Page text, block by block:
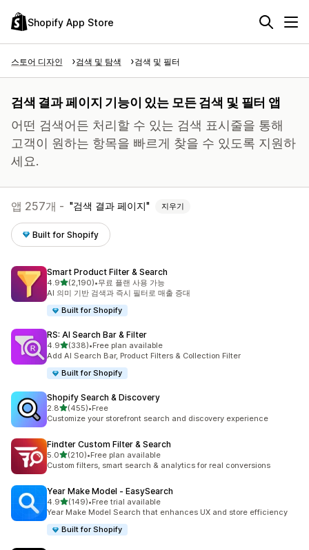
Shopify App Store
스토어 디자인 검색 및 탐색 검색 및 필터
검색 결과 페이지 기능이 있는 모든 검색 및 필터 앱
어떤 검색어든 처리할 수 있는 검색 표시줄을 통해
고객이 원하는 항목을 빠르게 찾을 수 있도록 지원하
세요.
앱 257개 - 검색 결과 페이지 지우기
Built for Shopify
Smart Product Filter & Search
4.9별 5개 중
(2,190)
총 리뷰 2190개
•무료 플랜 사용 가능
AI 의미 기반 검색과 즉시 필터로 매출 증대
Built for Shopify
RS: AI Search Bar & Filter
4.9별 5개 중
(338)
총 리뷰 338개
•Free plan available
Add AI Search Bar, Product Filters & Collection Filter
Built for Shopify
Shopify Search & Discovery
2.8별 5개 중
(455)
총 리뷰 455개
•Free
Customize your storefront search and discovery experience
Findter Custom Filter & Search
5.0별 5개 중
(210)
총 리뷰 210개
•Free plan available
Custom filters, smart search & analytics for real conversions
Year Make Model ‑ EasySearch
4.9별 5개 중
(149)
총 리뷰 149개
•Free trial available
Year Make Model Search that enhances UX and store efficiency
Built for Shopify